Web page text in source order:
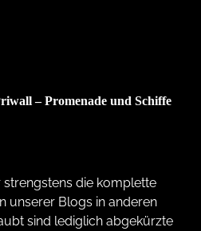
– Promenade und Schiffe
die komplette
unserer Blogs in anderen
sind lediglich abgekürzte